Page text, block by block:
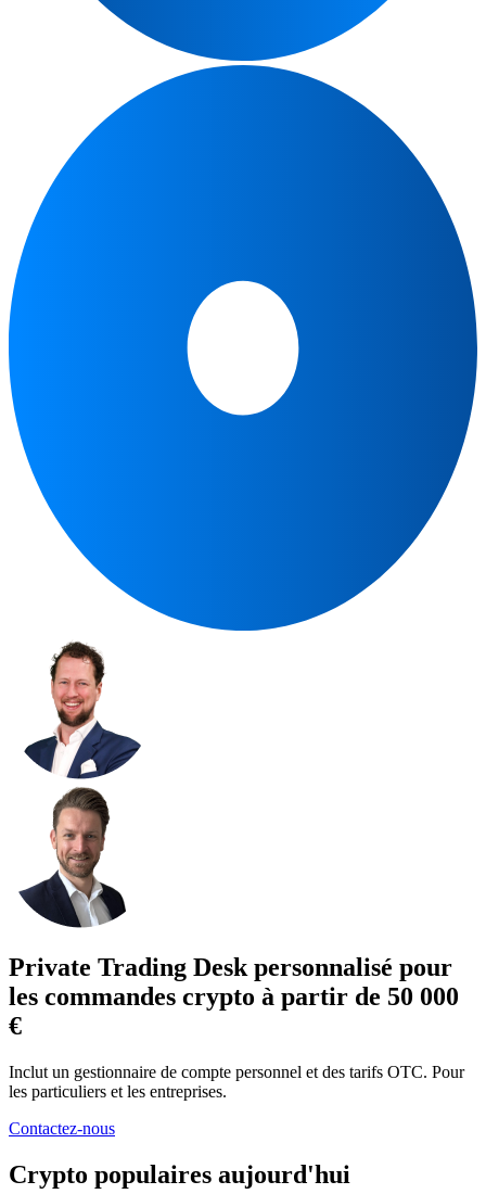
Private Trading Desk personnalisé pour
les commandes crypto à partir de 50 000
€
Inclut un gestionnaire de compte personnel et des tarifs OTC. Pour
les particuliers et les entreprises.
Contactez-nous
Crypto populaires aujourd'hui